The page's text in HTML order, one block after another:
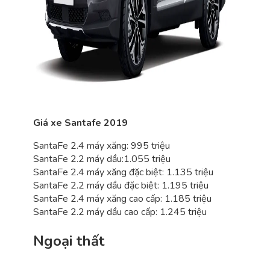
Giá xe Santafe 2019
SantaFe 2.4 máy xăng: 995 triệu
SantaFe 2.2 máy dầu:1.055 triệu
SantaFe 2.4 máy xăng đặc biệt: 1.135 triệu
SantaFe 2.2 máy dầu đặc biệt: 1.195 triệu
SantaFe 2.4 máy xăng cao cấp: 1.185 triệu
SantaFe 2.2 máy dầu cao cấp: 1.245 triệu
Ngoại thất